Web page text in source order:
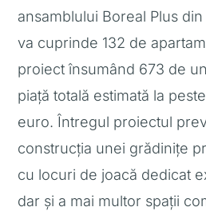
ansamblului Boreal Plus
va cuprinde 132 de
proiect însumând 673 de
piață totală estimată la
euro. Întregul proiectul
construcția unei grădinițe
cu locuri de joacă dedicat
dar și a mai multor spații